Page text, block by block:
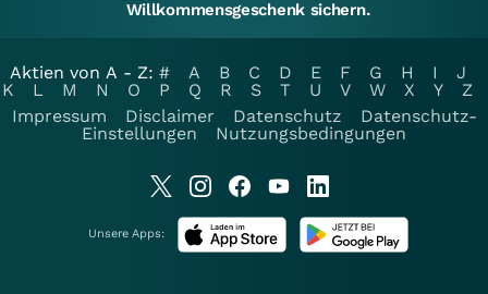
Willkommensgeschenk sichern.
Aktien von A - Z: # A B C D E F G H I
J
K
L M N O P Q R S T U V W X Y
Z
Impressum
Disclaimer Datenschutz
Datenschutz-
Einstellungen
Nutzungsbedingungen
Unsere Apps: